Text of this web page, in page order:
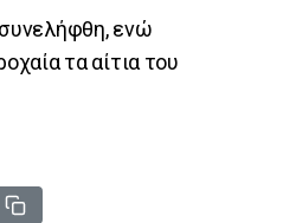
ενώ
τα αίτια του